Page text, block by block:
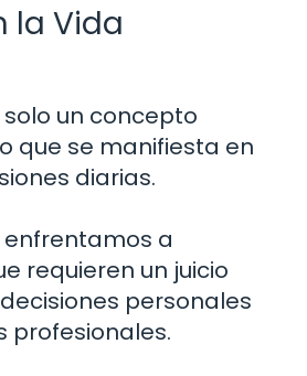
la Vida
un concepto
que se manifiesta en
diarias.
a
requieren un juicio
personales
profesionales.